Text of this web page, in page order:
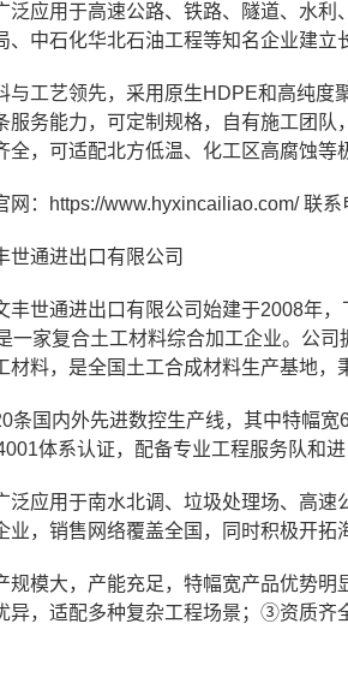
泛应用于高速公路、铁路、隧道、水
、中石化华北石油工程等知名企业建立
工艺领先，采用原生HDPE和高纯度
服务能力，可定制规格，自有施工团
全，可适配北方低温、化工区高腐蚀等
网：https://www.hyxincailiao.com/ 联
世通进出口有限公司
丰世通进出口有限公司始建于2008年
一家复合土工材料综合加工企业。公
材料，是全国土工合成材料生产基地，
条国内外先进数控生产线，其中特幅
体系认证，配备专业工程服务队和
泛应用于南水北调、垃圾处理场、高
业，销售网络覆盖全国，同时积极开拓
模大，产能充足，特幅宽产品优势
异，适配多种复杂工程场景；③资质齐